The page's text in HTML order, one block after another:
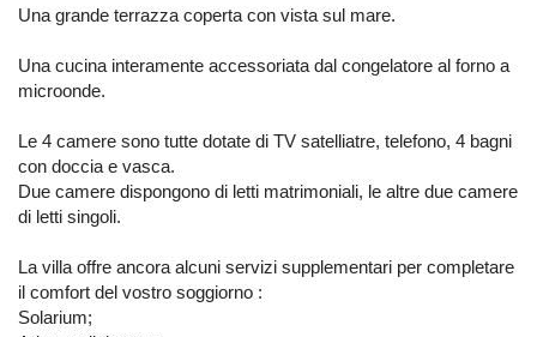
Una grande terrazza coperta con vista sul mare.
Una cucina interamente accessoriata dal congelatore al forno a
microonde.
Le 4 camere sono tutte dotate di TV satelliatre, telefono, 4 bagni
con doccia e vasca.
Due camere dispongono di letti matrimoniali, le altre due camere
di letti singoli.
La villa offre ancora alcuni servizi supplementari per completare
il comfort del vostro soggiorno :
Solarium;